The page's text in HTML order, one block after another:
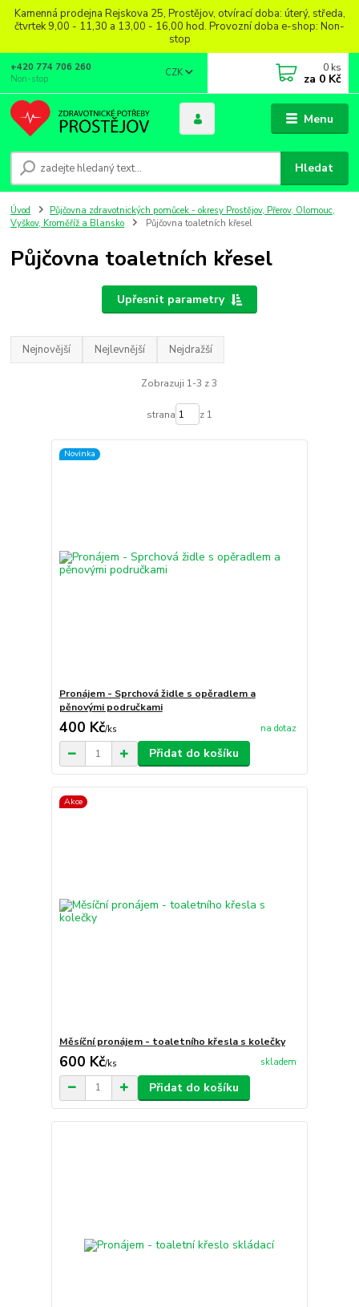
Kamenná prodejna Rejskova 25, Prostějov, otvírací doba: úterý, středa,
čtvrtek 9,00 - 11,30 a 13,00 - 16,00 hod. Provozní doba e-shop: Non-
stop
Menu
CZK
Hledat
+420 774 706 260
Non-stop
0 ks
za 0 Kč
Úvod
Půjčovna zdravotnických pomůcek - okresy Prostějov, Přerov, Olomouc,
Vyškov, Kroměříž a Blansko
Půjčovna toaletních křesel
Půjčovna toaletních křesel
Upřesnit parametry
Nejnovější Nejlevnější Nejdražší
Zobrazuji 1-3 z 3
strana z 1
Novinka
Pronájem - Sprchová židle s opěradlem a
pěnovými područkami
400 Kč/ks na dotaz
Přidat do košíku
Akce
Měsíční pronájem - toaletního křesla s kolečky
600 Kč/ks skladem
Přidat do košíku